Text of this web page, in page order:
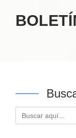
Buscar: